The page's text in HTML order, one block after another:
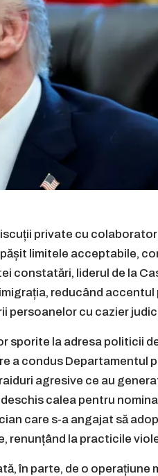
private cu
limitele acceptabile,
constatări, liderul de la
reducând accentul
persoanelor cu cazier
sporite la adresa politicii
a condus Departamentul
agresive ce au
calea pentru
care s-a angajat să
renunțând la practicile
în parte, de o operațiune